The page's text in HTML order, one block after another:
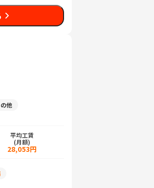
他
平均工賃
(月額)
28,053円